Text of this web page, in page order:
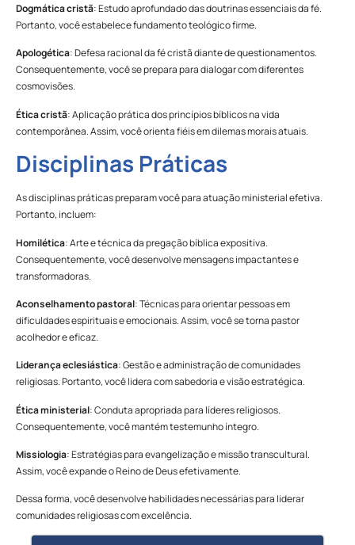
Dogmática cristã: Estudo aprofundado das doutrinas essenciais da fé.
Portanto, você estabelece fundamento teológico firme.
Apologética: Defesa racional da fé cristã diante de questionamentos.
Consequentemente, você se prepara para dialogar com diferentes
cosmovisões.
Ética cristã: Aplicação prática dos princípios bíblicos na vida
contemporânea. Assim, você orienta fiéis em dilemas morais atuais.
Disciplinas Práticas
As disciplinas práticas preparam você para atuação ministerial efetiva.
Portanto, incluem:
Homilética: Arte e técnica da pregação bíblica expositiva.
Consequentemente, você desenvolve mensagens impactantes e
transformadoras.
Aconselhamento pastoral: Técnicas para orientar pessoas em
dificuldades espirituais e emocionais. Assim, você se torna pastor
acolhedor e eficaz.
Liderança eclesiástica: Gestão e administração de comunidades
religiosas. Portanto, você lidera com sabedoria e visão estratégica.
Ética ministerial: Conduta apropriada para líderes religiosos.
Consequentemente, você mantém testemunho íntegro.
Missiologia: Estratégias para evangelização e missão transcultural.
Assim, você expande o Reino de Deus efetivamente.
Dessa forma, você desenvolve habilidades necessárias para liderar
comunidades religiosas com excelência.